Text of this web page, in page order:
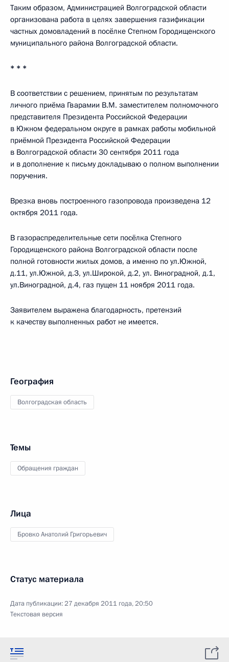
Таким образом, Администрацией Волгоградской области
организована работа в целях завершения газификации
частных домовладений в посёлке Степном Городищенского
муниципального района Волгоградской области.
* * *
В соответствии с решением, принятым по результатам
личного приёма Гварамии В.М. заместителем полномочного
представителя Президента Российской Федерации
в Южном федеральном округе в рамках работы мобильной
приёмной Президента Российской Федерации
в Волгоградской области 30 сентября 2011 года
и в дополнение к письму докладываю о полном выполнении
поручения.
Врезка вновь построенного газопровода произведена 12
октября 2011 года.
В газораспределительные сети посёлка Степного
Городищенского района Волгоградской области после
полной готовности жилых домов, а именно по ул.Южной,
д.11, ул.Южной, д.З, ул.Широкой, д.2, ул. Виноградной, д.1,
ул.Виноградной, д.4, газ пущен 11 ноября 2011 года.
Заявителем выражена благодарность, претензий
к качеству выполненных работ не имеется.
География
Волгоградская область
Темы
Обращения граждан
Лица
Бровко Анатолий Григорьевич
Статус материала
Дата публикации:27 декабря 2011 года, 20:50
Текстовая версия